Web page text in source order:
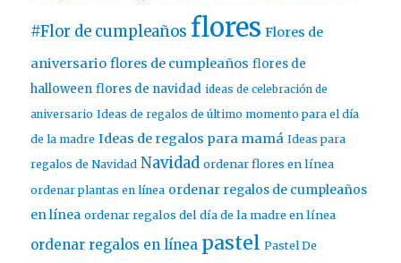
#Flor de cumpleaños flores Flores de
aniversario flores de cumpleaños flores de
halloween flores de navidad ideas de celebración de
aniversario Ideas de regalos de último momento para el día
de la madre Ideas de regalos para mamá Ideas para
regalos de Navidad Navidad ordenar flores en línea
ordenar plantas en línea ordenar regalos de cumpleaños
en línea ordenar regalos del día de la madre en línea
ordenar regalos en línea pastel Pastel De